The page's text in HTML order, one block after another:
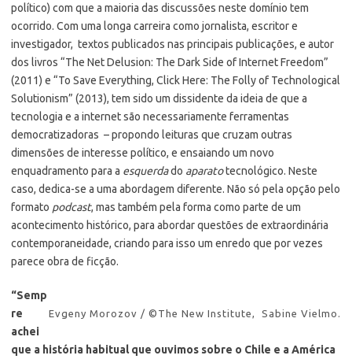
político) com que a maioria das discussões neste domínio tem
ocorrido. Com uma longa carreira como jornalista, escritor e
investigador, textos publicados nas principais publicações, e autor
dos livros “The Net Delusion: The Dark Side of Internet Freedom”
(2011) e “To Save Everything, Click Here: The Folly of Technological
Solutionism” (2013), tem sido um dissidente da ideia de que a
tecnologia e a internet são necessariamente ferramentas
democratizadoras – propondo leituras que cruzam outras
dimensões de interesse político, e ensaiando um novo
enquadramento para a esquerdado aparatotecnológico. Neste
caso, dedica-se a uma abordagem diferente. Não só pela opção pelo
formato podcast, mas também pela forma como parte de um
acontecimento histórico, para abordar questões de extraordinária
contemporaneidade, criando para isso um enredo que por vezes
parece obra de ficção.
Evgeny Morozov / ©The New Institute, Sabine Vielmo.
“Semp
re
achei
que a história habitual que ouvimos sobre o Chile e a América